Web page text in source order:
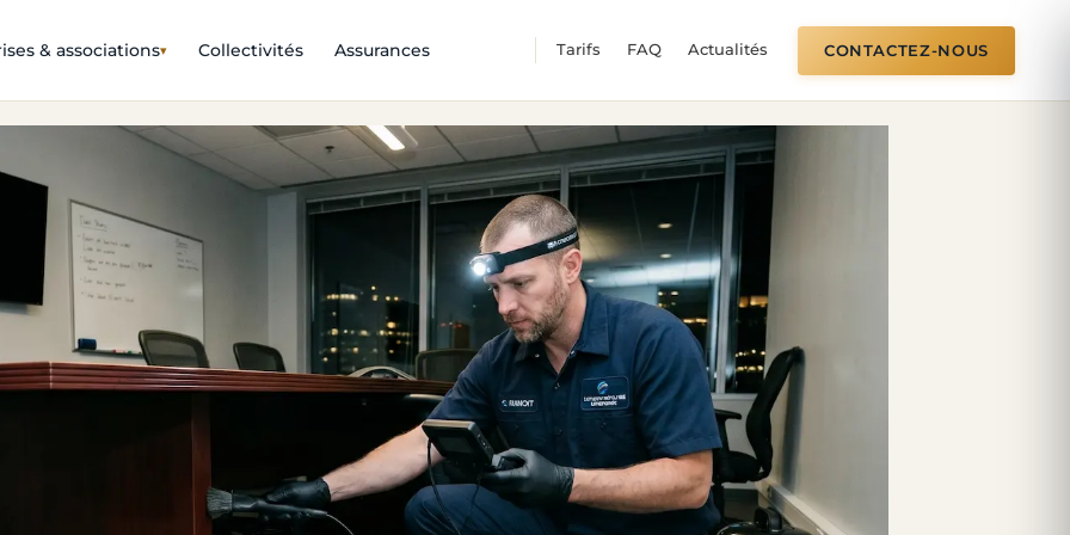
& associations▾ Collectivités Assurances Tarifs FAQ Actualités CONTACTEZ-NOUS